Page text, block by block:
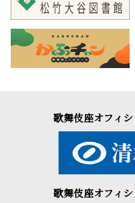
む徳川家康は、秀頼を二条城に
ませる清正ですが、秀頼は対面
城へと向かいます。秀頼は、家
立派に対応し、清正も毅然とし
無事済ませます。その帰途の船
である名作をご堪能ください。
玩辞楼十二曲の内
◆男女の恋模様がみどころの上
大坂新町にある吉田屋に、編笠
屋の若旦那伊左衛門であること
歌舞伎座オフィ
歌舞伎座オフィ